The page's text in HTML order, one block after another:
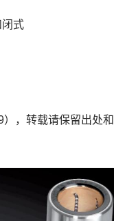
式
，转载请保留出处和